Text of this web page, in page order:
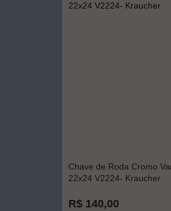
Chave de Roda Cromo
22x24 V2224- Kraucher
R$ 140,00